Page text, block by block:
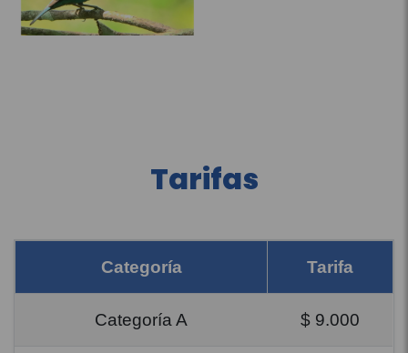
Tarifas
Categoría Tarifa
Categoría A $ 9.000